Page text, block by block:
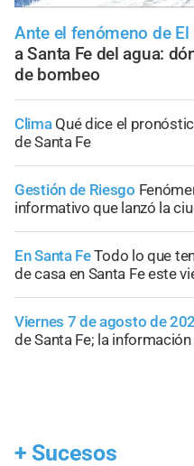
Ante el fenómeno de El
a Santa Fe del agua:
de bombeo
Clima Qué dice el
de Santa Fe
Gestión de Riesgo
informativo que lanzó la
En Santa FeTodo lo que
de casa en Santa Fe este
Viernes 7 de agosto de
de Santa Fe; la
+ Sucesos